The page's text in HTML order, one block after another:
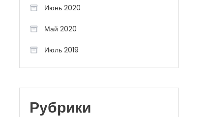
Июнь 2020
Май 2020
Июль 2019
Рубрики